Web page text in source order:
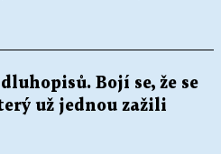
Bojí se, že se
už jednou zažili